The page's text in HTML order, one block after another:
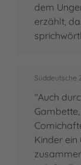
dem
erzählt,
Süddeutsche
"Auch
Kinder